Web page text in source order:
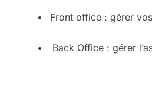
Front office : gérer
Back Office : gérer